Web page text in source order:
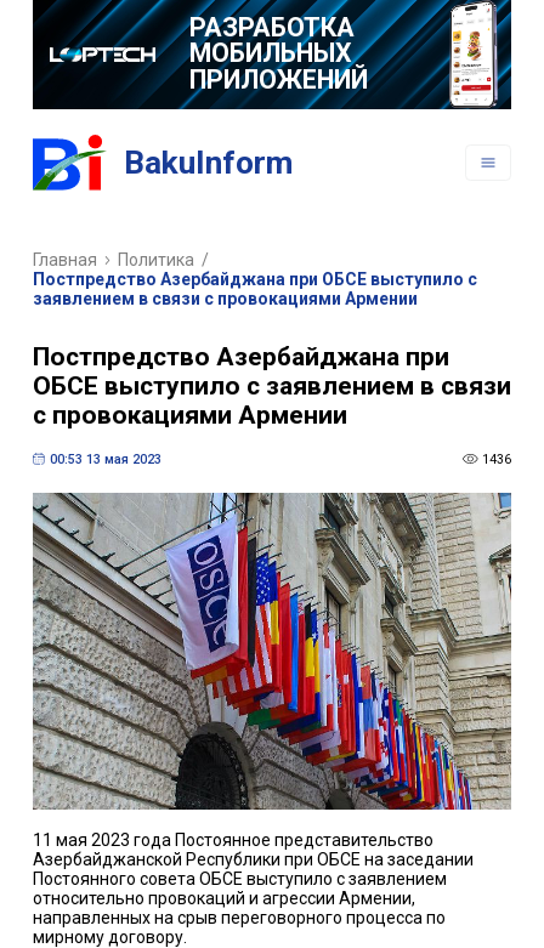
РАЗРАБОТКА
МОБИЛЬНЫХ
ПРИЛОЖЕНИЙ
BakuInform
Главная Политика /
Постпредство Азербайджана при ОБСЕ выступило с
заявлением в связи с провокациями Армении
Постпредство Азербайджана при
ОБСЕ выступило с заявлением в связи
с провокациями Армении
00:53 13 мая 2023 1436
11 мая 2023 года Постоянное представительство
Азербайджанской Республики при ОБСЕ на заседании
Постоянного совета ОБСЕ выступило с заявлением
относительно провокаций и агрессии Армении,
направленных на срыв переговорного процесса по
мирному договору.